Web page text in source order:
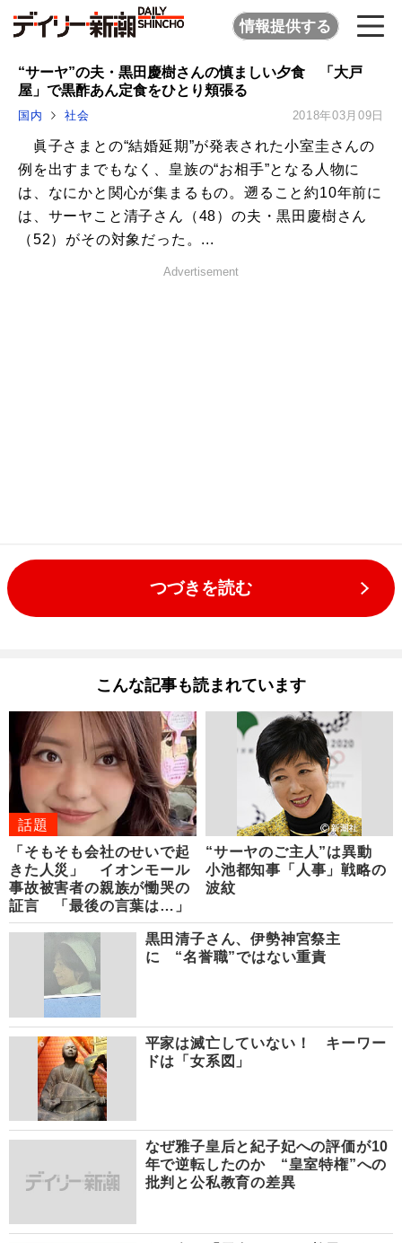
情報提供する
“サーヤ”の夫・黒田慶樹さんの慎ましい夕食 「大戸
屋」で黒酢あん定食をひとり頬張る
国内 社会 2018年03月09日
眞子さまとの“結婚延期”が発表された小室圭さんの
例を出すまでもなく、皇族の“お相手”となる人物に
は、なにかと関心が集まるもの。遡ること約10年前に
は、サーヤこと清子さん（48）の夫・黒田慶樹さん
（52）がその対象だった。...
Advertisement
つづきを読む
こんな記事も読まれています
話題
「そもそも会社のせいで起
きた人災」 イオンモール
事故被害者の親族が慟哭の
証言 「最後の言葉は…」
“サーヤのご主人”は異動
小池都知事「人事」戦略の
波紋
黒田清子さん、伊勢神宮祭主
に “名誉職”ではない重責
平家は滅亡していない！ キーワー
ドは「女系図」
なぜ雅子皇后と紀子妃への評価が10
年で逆転したのか “皇室特権”への
批判と公私教育の差異